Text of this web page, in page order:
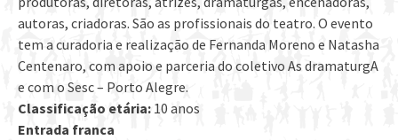
autoras, criadoras. São as profissionais do teatro. O evento
tem a curadoria e realização de Fernanda Moreno e Natasha
Centenaro, com apoio e parceria do coletivo As dramaturgA
e com o Sesc – Porto Alegre.
Classificação etária: 10 anos
Entrada franca